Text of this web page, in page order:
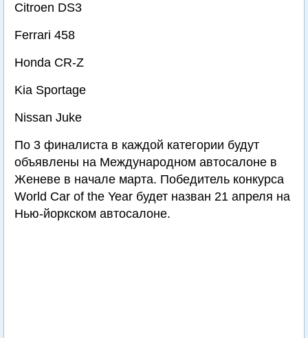
Citroen DS3
Ferrari 458
Honda CR-Z
Kia Sportage
Nissan Juke
По 3 финалиста в каждой категории будут
объявлены на Международном автосалоне в
Женеве в начале марта. Победитель конкурса
World Car of the Year будет назван 21 апреля на
Нью-йоркском автосалоне.